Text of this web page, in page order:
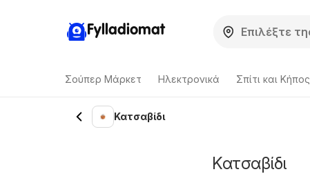
Fylladiomat
Σούπερ Μάρκετ Hλεκτρονικά Σπίτι και Κήπος
Κατσαβίδι
Κατσαβίδι